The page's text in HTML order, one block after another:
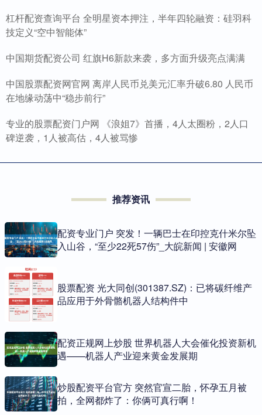
杠杆配资查询平台 全明星资本押注，半年四轮融资：硅羽科
技定义“空中智能体”
中国期货配资公司 红旗H6新款来袭，多方面升级亮点满满
中国股票配资网官网 离岸人民币兑美元汇率升破6.80 人民币
在地缘动荡中“稳步前行”
专业的股票配资门户网 《浪姐7》首播，4人太圈粉，2人口
碑逆袭，1人被高估，4人被骂惨
推荐资讯
配资专业门户 突发！一辆巴士在印控克什米尔坠
入山谷，“至少22死57伤”_大皖新闻 | 安徽网
股票配资 光大同创(301387.SZ)：已将碳纤维产
品应用于外骨骼机器人结构件中
配资正规网上炒股 世界机器人大会催化投资新机
遇——机器人产业迎来黄金发展期
炒股配资平台官方 突然官宣二胎，怀孕五月被
拍，全网都炸了：你俩可真行啊！